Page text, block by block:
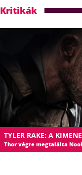
Kritikák
TYLER RAKE: A
Thor végre megtalálta